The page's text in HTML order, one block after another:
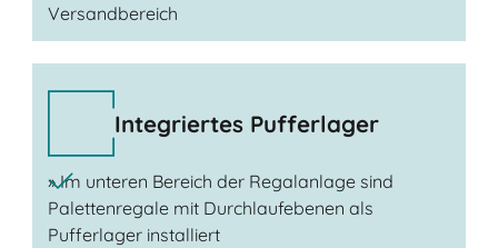
Versandbereich
Integriertes Pufferlager
» Im unteren Bereich der Regalanlage sind
Palettenregale mit Durchlaufebenen als
Pufferlager installiert